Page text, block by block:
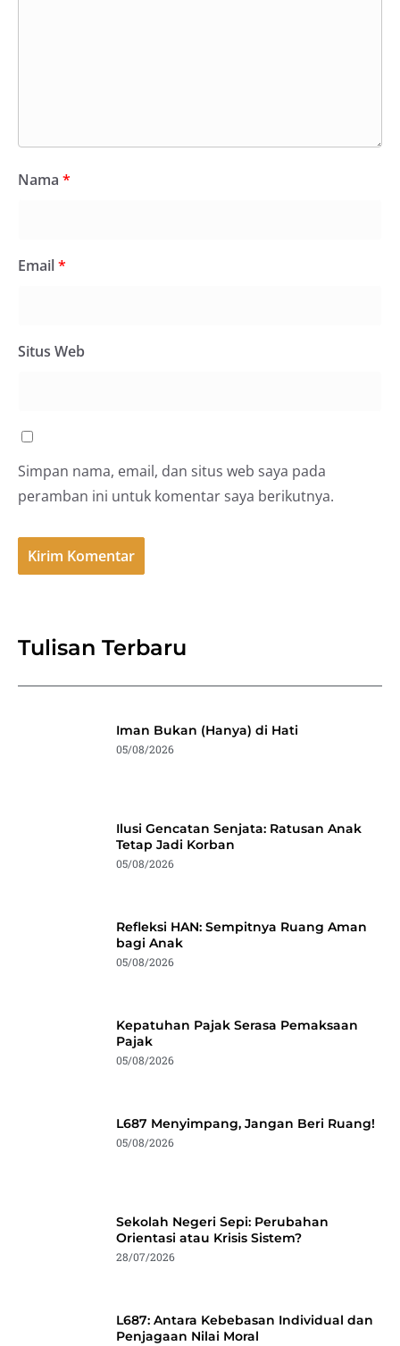
Nama *
Email*
Situs Web
Simpan nama, email, dan situs web saya pada
peramban ini untuk komentar saya berikutnya.
Tulisan Terbaru
Iman Bukan (Hanya) di Hati
05/08/2026
Ilusi Gencatan Senjata: Ratusan Anak
Tetap Jadi Korban
05/08/2026
Refleksi HAN: Sempitnya Ruang Aman
bagi Anak
05/08/2026
Kepatuhan Pajak Serasa Pemaksaan
Pajak
05/08/2026
L687 Menyimpang, Jangan Beri Ruang!
05/08/2026
Sekolah Negeri Sepi: Perubahan
Orientasi atau Krisis Sistem?
28/07/2026
L687: Antara Kebebasan Individual dan
Penjagaan Nilai Moral